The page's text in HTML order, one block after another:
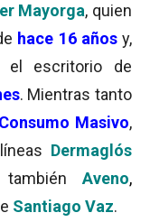
Mayorga, quien
hace 16 años y,
el escritorio de
. Mientras tanto
Consumo Masivo,
Dermaglós
Aveno,
Santiago Vaz.